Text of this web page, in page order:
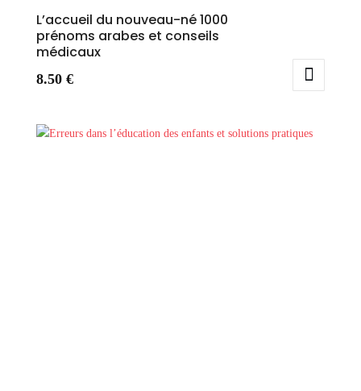
L’accueil du nouveau-né 1000
prénoms arabes et conseils
médicaux
8.50 €